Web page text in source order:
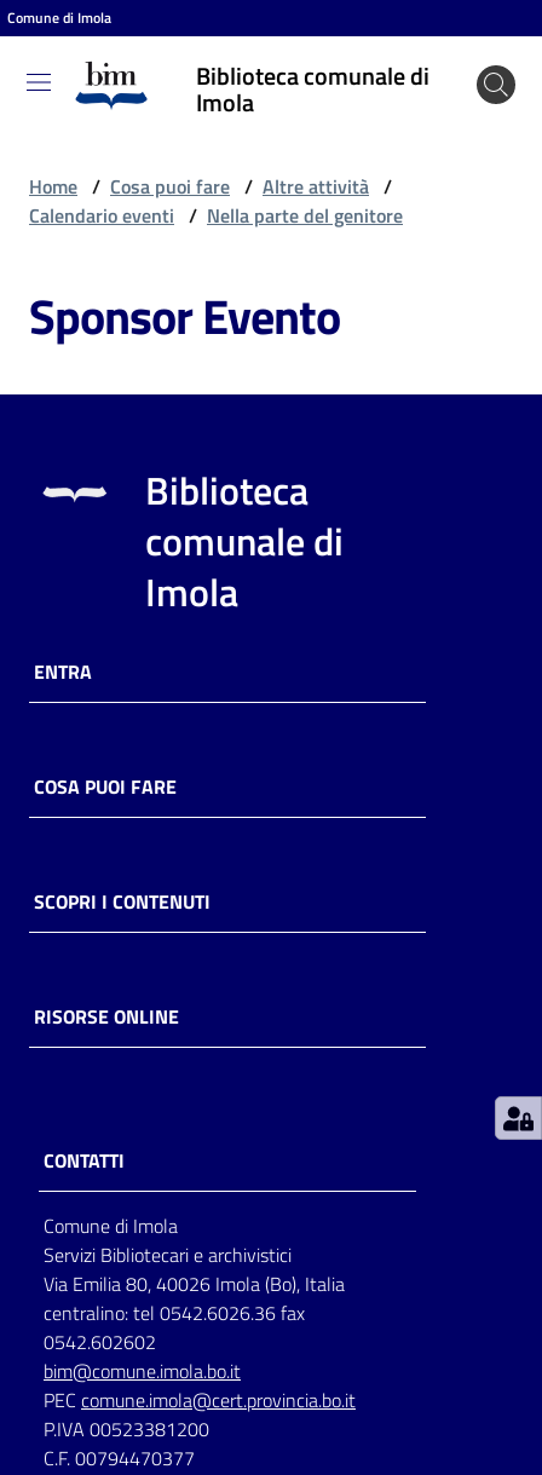
Vai al contenuto
Vai alla navigazione
Vai al footer
Comune di Imola
Biblioteca comunale di
Imola
Biblioteca
comunale
puoi
Risorse
online
Casa
Piani
storico
per
lettura
Seguici
su
Home / Cosa puoi fare / Altre attività /
Calendario eventi / Nella parte del genitore
Sponsor Evento
Biblioteca
comunale di
Imola
ENTRA
COSA PUOI FARE
SCOPRI I CONTENUTI
RISORSE ONLINE
CONTATTI
Comune di Imola
Servizi Bibliotecari e archivistici
Via Emilia 80, 40026 Imola (Bo), Italia
centralino: tel 0542.6026.36 fax
0542.602602
bim@comune.imola.bo.it
PEC comune.imola@cert.provincia.bo.it
P.IVA 00523381200
C.F. 00794470377